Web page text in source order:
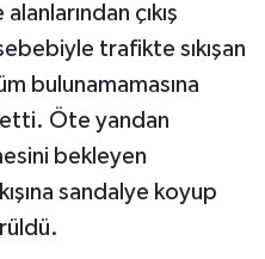
çıkış
trafikte sıkışan
bulunamamasına
Öte yandan
bekleyen
sandalye koyup